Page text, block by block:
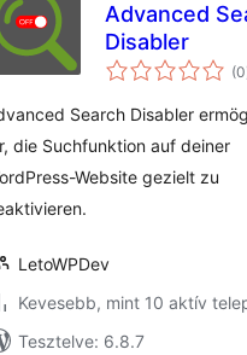
Advanced
Disabler
(0
Search Disabler
die Suchfunktion auf deiner
Website gezielt zu
LetoWPDev
Kevesebb, mint 10 aktív
Tesztelve: 6.8.7